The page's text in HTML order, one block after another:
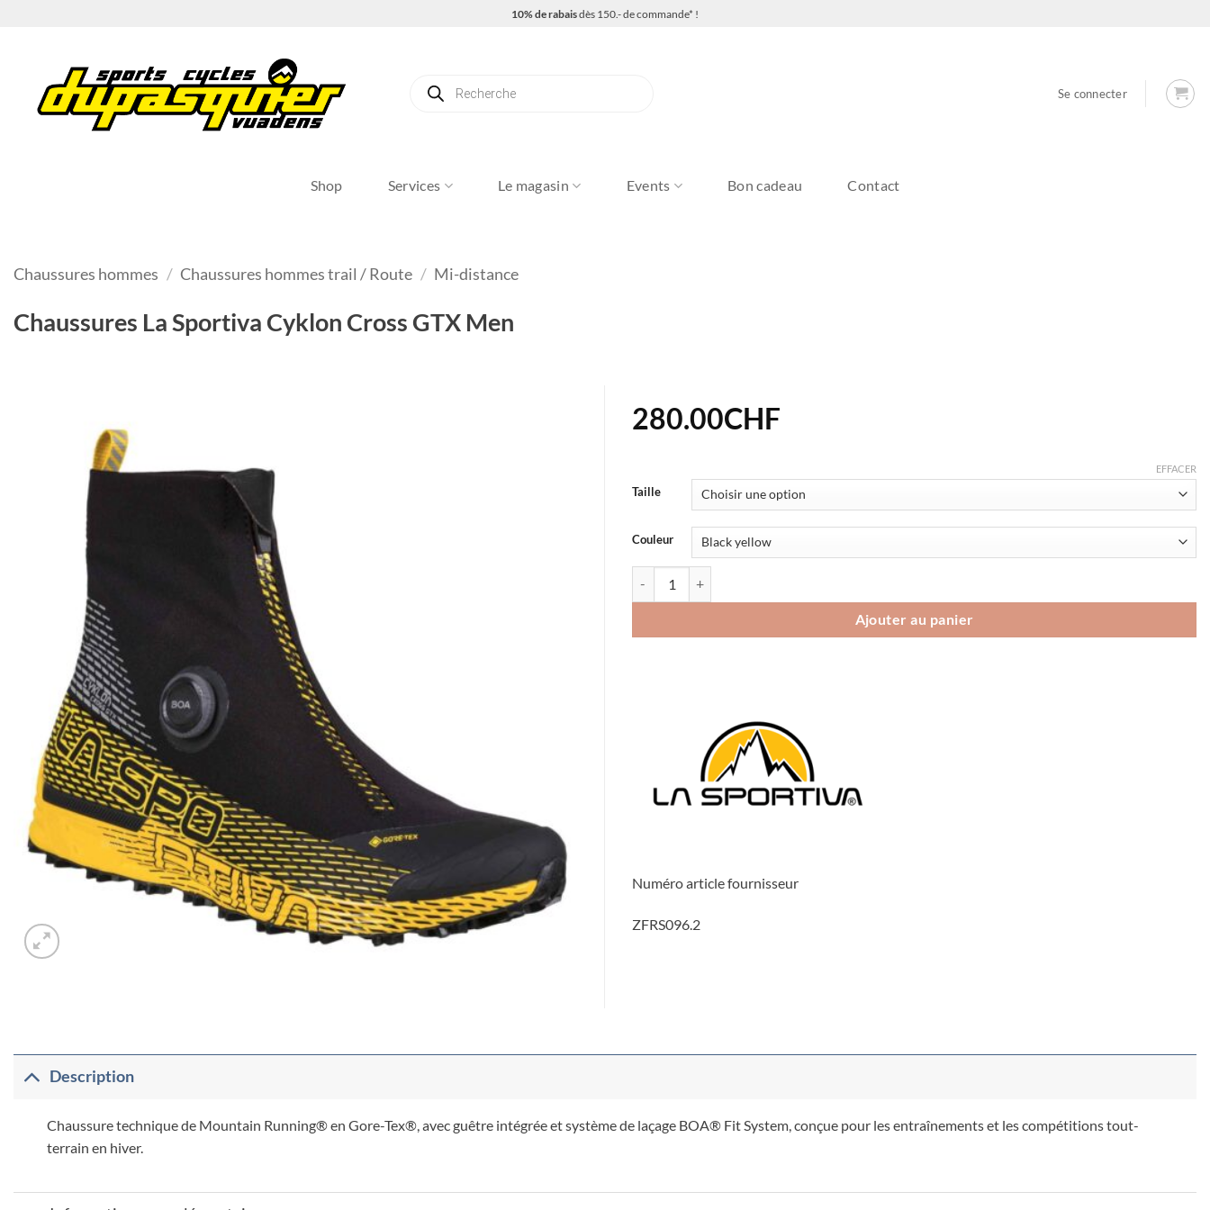
10% de rabaisdès 150.- de commande* !
produits
Se connecter
Shop Services Le magasin Events Bon cadeau Contact
Chaussures hommes / Chaussures hommes trail / Route / Mi-distance
Chaussures La Sportiva Cyklon Cross GTX Men
280.00CHF
Taille
Couleur
EFFACER
Ajouter au panier
Numéro article fournisseur
ZFRS096.2
Description
Chaussure technique de Mountain Running® en Gore-Tex®, avec guêtre intégrée et système de laçage BOA® Fit System, conçue pour les entraînements et les compétitions tout-
terrain en hiver.